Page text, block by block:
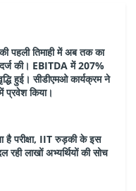
पहली तिमाही में अब तक का
की। EBITDA में 207%
हुई। सीडीएमओ कार्यक्रम ने
प्रवेश किया।
है परीक्षा, IIT रुड़की के इस
रही लाखों अभ्यर्थियों की सोच